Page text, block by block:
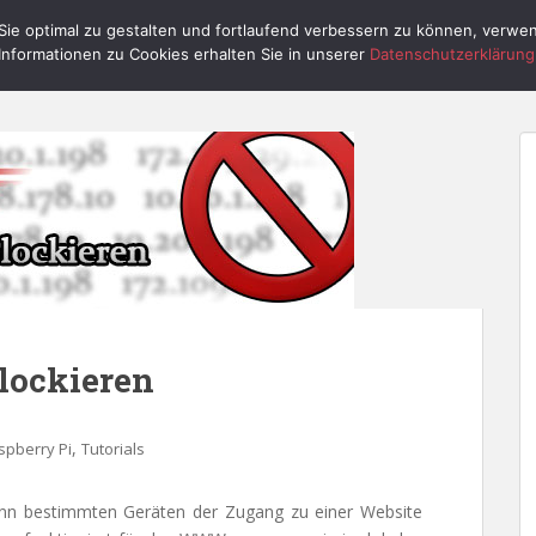
HOME RASPBERRY PI PI CONTROL
Pi, Tutorials
bestimmten Geräten der Zugang zu einer Website
optimal zu gestalten und fortlaufend verbessern zu können,
zu Cookies erhalten Sie in unserer Datenschutzerklärung